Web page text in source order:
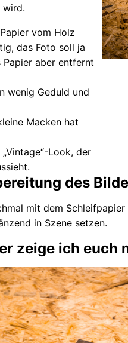
wird.
vom Holz
das Foto soll ja
aber entfernt
wenig Geduld und
Macken hat
Look, der
des
mit dem
in Szene setzen.
zeige ich euch